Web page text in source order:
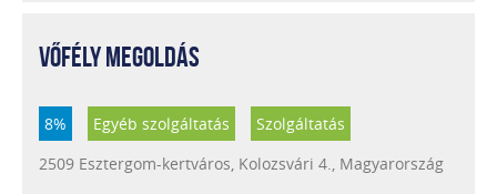
VŐFÉLY MEGOLDÁS
8% Egyéb szolgáltatás
Szolgáltatás
2509 Esztergom-kertváros, Kolozsvári 4., Magyarország